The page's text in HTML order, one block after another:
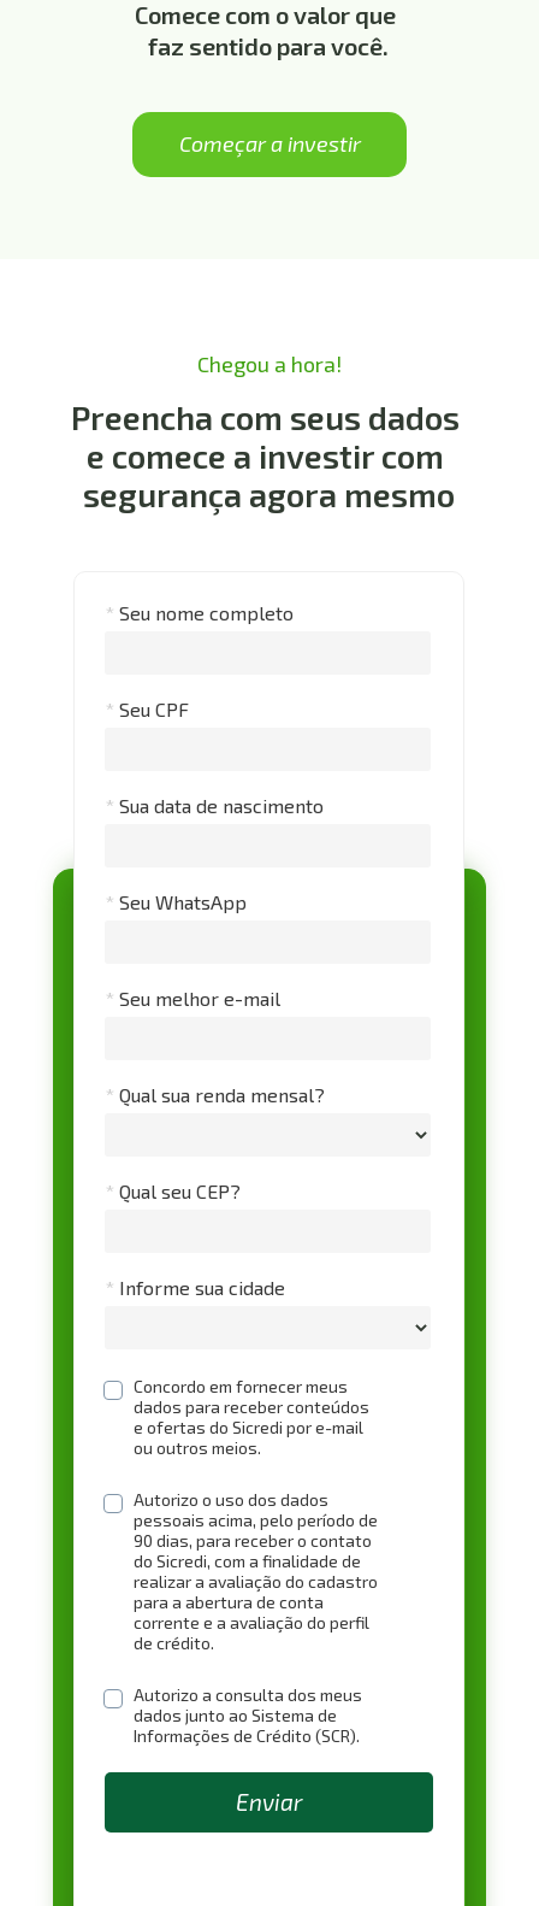
Comece com o valor que
faz sentido para você.
Começar a investir
Chegou a hora!
Preencha com seus dados
e comece a investir com
segurança agora mesmo
* Seu nome completo
* Seu CPF
* Sua data de nascimento
* Seu WhatsApp
* Seu melhor e-mail
* Qual sua renda mensal?
* Qual seu CEP?
* Informe sua cidade
Concordo em fornecer meus
dados para receber conteúdos
e ofertas do Sicredi por e-mail
ou outros meios.
Autorizo o uso dos dados
pessoais acima, pelo período de
90 dias, para receber o contato
do Sicredi, com a finalidade de
realizar a avaliação do cadastro
para a abertura de conta
corrente e a avaliação do perfil
de crédito.
Autorizo a consulta dos meus
dados junto ao Sistema de
Informações de Crédito (SCR).
Enviar